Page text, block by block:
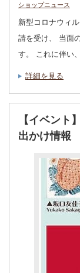
ショップニュース
新型コロナウィ
請を受け、 当面
す。 これに伴い
詳細を見る
【イベント
出かけ情報